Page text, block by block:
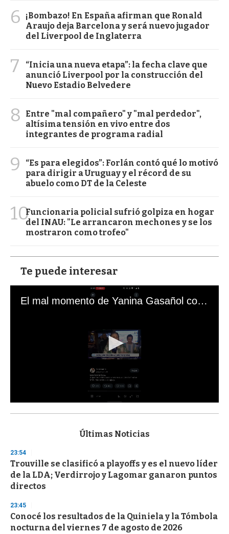
6
¡Bombazo! En España afirman que Ronald
Araujo deja Barcelona y será nuevo jugador
del Liverpool de Inglaterra
7
“Inicia una nueva etapa”: la fecha clave que
anunció Liverpool por la construcción del
Nuevo Estadio Belvedere
8
Entre "mal compañero" y "mal perdedor",
altísima tensión en vivo entre dos
integrantes de programa radial
9
“Es para elegidos”: Forlán contó qué lo motivó
para dirigir a Uruguay y el récord de su
abuelo como DT de la Celeste
10Funcionaria policial sufrió golpiza en hogar
del INAU: "Le arrancaron mechones y se los
mostraron como trofeo"
Te puede interesar
El mal momento de Yanina Gasañol con un hincha argentino en "Subrayado"
s
d
s
o
f
3
s
e
c
o
Últimas Noticias
23:54
Trouville se clasificó a playoffs y es el nuevo líder
de la LDA; Verdirrojo y Lagomar ganaron puntos
directos
23:45
Conocé los resultados de la Quiniela y la Tómbola
nocturna del viernes 7 de agosto de 2026